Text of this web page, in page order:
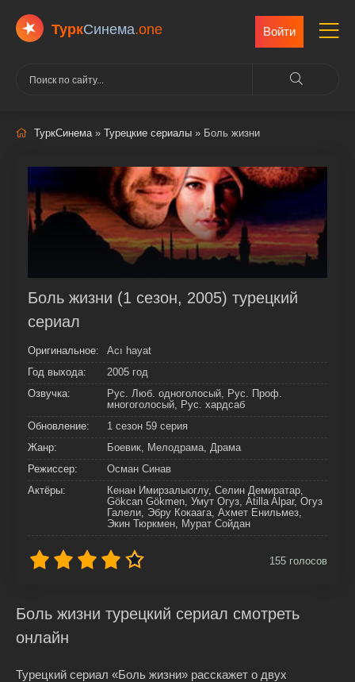
ТуркCинема.one Войти
ТуркСинема» Турецкие сериалы » Боль жизни
Боль жизни (1 сезон, 2005) турецкий
сериал
Оригинальное:
Acı hayat
Год выхода:
2005 год
Озвучка:
Рус. Люб. одноголосый, Рус. Проф.
многоголосый, Рус. хардсаб
Обновление:
1 сезон 59 серия
Жанр:
Боевик, Мелодрама, Драма
Режиссер:
Осман Синав
Актёры:
Кенан Имирзалыоглу, Селин Демиратар,
Gökcan Gökmen, Умут Огуз, Atilla Alpar, Огуз
Галели, Эбру Кокаага, Ахмет Енильмез,
Экин Тюркмен, Мурат Сойдан
155 голосов
Боль жизни турецкий сериал смотреть
онлайн
Турецкий сериал «Боль жизни» расскажет о двух